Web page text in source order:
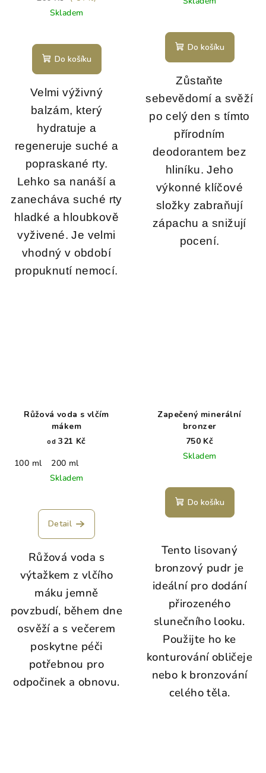
Skladem
Do košíku
Velmi výživný
balzám, který
hydratuje a
regeneruje suché a
popraskané rty.
Lehko sa nanáší a
zanecháva suché rty
hladké a hloubkově
vyživené. Je velmi
vhodný v období
propuknutí nemocí.
Do košíku
Zůstaňte
sebevědomí a svěží
po celý den s tímto
přírodním
deodorantem bez
hliníku. Jeho
výkonné klíčové
složky zabraňují
zápachu a snižují
pocení.
Růžová voda s vlčím
mákem
od 321 Kč
100 ml
200 ml
Skladem
Detail
Růžová voda s
výtažkem z vlčího
máku jemně
povzbudí, během dne
osvěží a s večerem
poskytne péči
potřebnou pro
odpočinek a obnovu.
Zapečený minerální
bronzer
750 Kč
Skladem
Do košíku
Tento lisovaný
bronzový pudr je
ideální pro dodání
přirozeného
slunečního looku.
Použijte ho ke
konturování obličeje
nebo k bronzování
celého těla.